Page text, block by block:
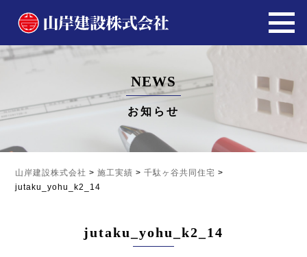
NEWS
お知らせ
山岸建設株式会社 >施工実績 >千駄ヶ谷共同住宅 >
jutaku_yohu_k2_14
jutaku_yohu_k2_14